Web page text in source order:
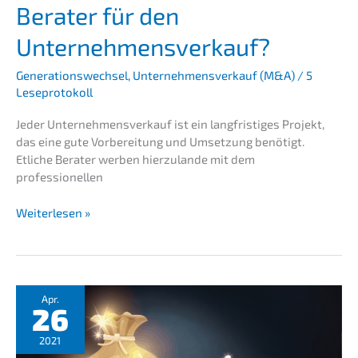
verhin­
dern
Nachfolgen
Berater für den
Unternehmensverkauf?
Generationswechsel, Unternehmensverkauf (M&A) / 5
Leseprotokoll
Jeder Unter­nehmens­verkauf ist ein langfris­ti­ges Projekt,
das eine gute Vorbe­rei­tung und Umset­zung benötigt.
Etliche Berater werben hierzu­lan­de mit dem
professionellen
Woran
seriö­
Berater
den
Weiterlesen »
Apr.
26
2021